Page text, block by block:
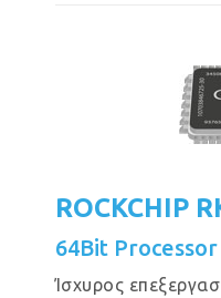
ROCKCHIP
64Bit
Ίσχυρος